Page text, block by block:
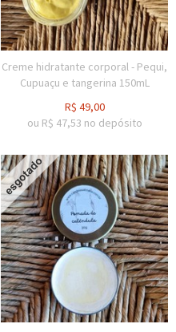
Creme hidratante corporal - Pequi,
Cupuaçu e tangerina 150mL
R$ 49,00
ou R$ 47,53 no depósito